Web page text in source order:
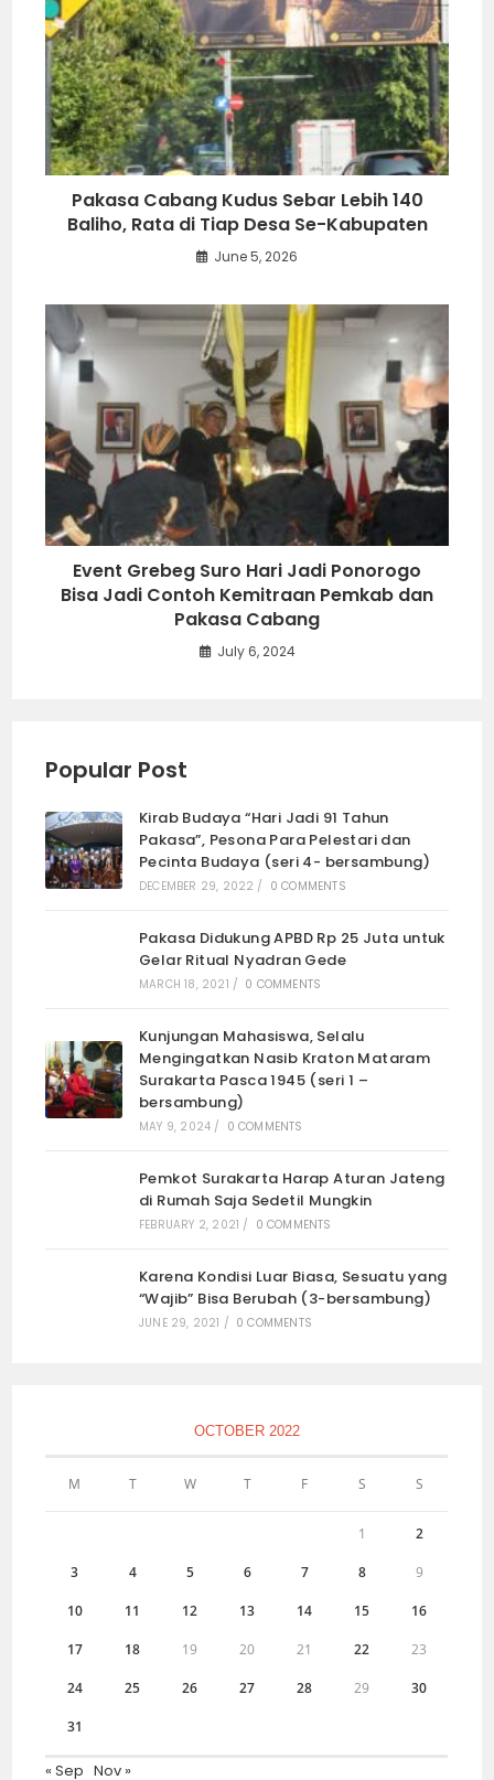
Pakasa Cabang Kudus Sebar Lebih 140
Baliho, Rata di Tiap Desa Se-Kabupaten
June 5, 2026
Event Grebeg Suro Hari Jadi Ponorogo
Bisa Jadi Contoh Kemitraan Pemkab dan
Pakasa Cabang
July 6, 2024
Popular Post
Kirab Budaya “Hari Jadi 91 Tahun
Pakasa”, Pesona Para Pelestari dan
Pecinta Budaya (seri 4- bersambung)
DECEMBER 29, 2022 / 0 COMMENTS
Pakasa Didukung APBD Rp 25 Juta untuk
Gelar Ritual Nyadran Gede
MARCH 18, 2021 / 0 COMMENTS
Kunjungan Mahasiswa, Selalu
Mengingatkan Nasib Kraton Mataram
Surakarta Pasca 1945 (seri 1 –
bersambung)
MAY 9, 2024 / 0 COMMENTS
Pemkot Surakarta Harap Aturan Jateng
di Rumah Saja Sedetil Mungkin
FEBRUARY 2, 2021 / 0 COMMENTS
Karena Kondisi Luar Biasa, Sesuatu yang
“Wajib” Bisa Berubah (3-bersambung)
JUNE 29, 2021 / 0 COMMENTS
OCTOBER 2022
M T W T F S S
1 2
3 4 5 6 7 8 9
10 11 12 13 14 15 16
17 18 19 20 21 22 23
24 25 26 27 28 29 30
31
« Sep Nov »